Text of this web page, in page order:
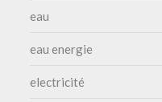
eau
eau energie
electricité